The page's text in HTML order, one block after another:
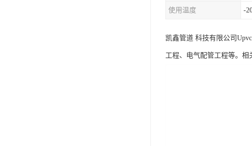
使用温度 -
凯鑫管道 科技有限公司
工程、电气配管工程等。相